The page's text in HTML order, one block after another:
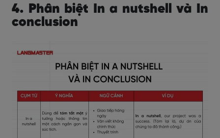
4. Phân biệt In a nutshell và In
conclusion